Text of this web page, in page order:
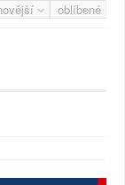
oblíbené